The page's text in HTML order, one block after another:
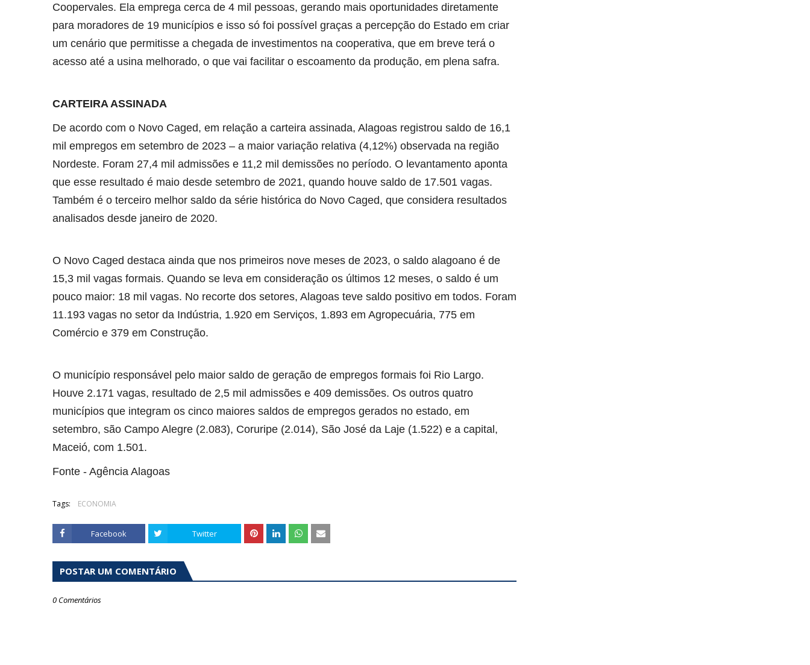
Coopervales. Ela emprega cerca de 4 mil pessoas, gerando mais oportunidades diretamente
para moradores de 19 municípios e isso só foi possível graças a percepção do Estado em criar
um cenário que permitisse a chegada de investimentos na cooperativa, que em breve terá o
acesso até a usina melhorado, o que vai facilitar o escoamento da produção, em plena safra.
CARTEIRA ASSINADA
De acordo com o Novo Caged, em relação a carteira assinada, Alagoas registrou saldo de 16,1
mil empregos em setembro de 2023 – a maior variação relativa (4,12%) observada na região
Nordeste. Foram 27,4 mil admissões e 11,2 mil demissões no período. O levantamento aponta
que esse resultado é maio desde setembro de 2021, quando houve saldo de 17.501 vagas.
Também é o terceiro melhor saldo da série histórica do Novo Caged, que considera resultados
analisados desde janeiro de 2020.
O Novo Caged destaca ainda que nos primeiros nove meses de 2023, o saldo alagoano é de
15,3 mil vagas formais. Quando se leva em consideração os últimos 12 meses, o saldo é um
pouco maior: 18 mil vagas. No recorte dos setores, Alagoas teve saldo positivo em todos. Foram
11.193 vagas no setor da Indústria, 1.920 em Serviços, 1.893 em Agropecuária, 775 em
Comércio e 379 em Construção.
O município responsável pelo maior saldo de geração de empregos formais foi Rio Largo.
Houve 2.171 vagas, resultado de 2,5 mil admissões e 409 demissões. Os outros quatro
municípios que integram os cinco maiores saldos de empregos gerados no estado, em
setembro, são Campo Alegre (2.083), Coruripe (2.014), São José da Laje (1.522) e a capital,
Maceió, com 1.501.
Fonte - Agência Alagoas
Tags: ECONOMIA
Facebook Twitter
POSTAR UM COMENTÁRIO
0 Comentários